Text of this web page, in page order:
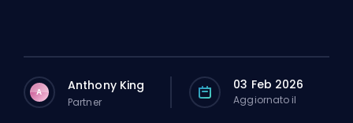
A Anthony King
Partner
03 Feb 2026
Aggiornato il